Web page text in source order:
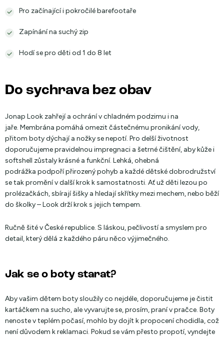
Pro začínající i pokročilé barefootaře
Zapínání na suchý zip
Hodí se pro děti od 1 do 8 let
Do sychrava bez obav
Jonap Look zahřejí a ochrání v chladném podzimu i na
jaře. Membrána pomáhá omezit částečnému pronikání vody,
přitom boty dýchají a nožky se nepotí. Pro delší životnost
doporučujeme pravidelnou impregnaci a šetrné čištění, aby kůže i
softshell zůstaly krásné a funkční. Lehká, ohebná
podrážka podpoří přirozený pohyb a každé dětské dobrodružství
se tak promění v další krok k samostatnosti. Ať už děti lezou po
prolézačkách, sbírají šišky a hledají skřítky mezi mechem, nebo běží
do školky – Look drží krok s jejich tempem.
Ručně šité v České republice. S láskou, pečlivostí a smyslem pro
detail, který dělá z každého páru něco výjimečného.
Jak se o boty starat?
Aby vašim dětem boty sloužily co nejdéle, doporučujeme je čistit
kartáčkem na sucho, ale vyvarujte se, prosím, praní v pračce. Boty
nenoste v teplém počasí, mohlo by dojít k propocení chodidla, což
není důvodem k reklamaci. Pokud se vám přesto propotí, vyndejte